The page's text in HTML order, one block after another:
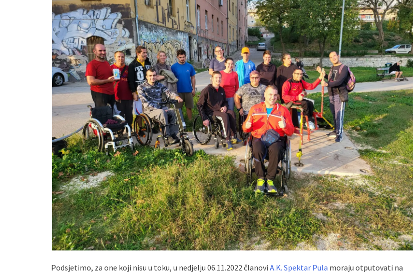
Podsjetimo, za one koji nisu u toku, u nedjelju 06.11.2022 članovi A.K. Spektar Pula moraju otputovati na